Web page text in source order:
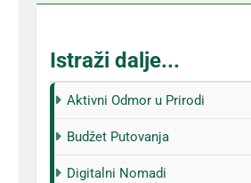
Istraži dalje...
Aktivni Odmor u Prirodi
Budžet Putovanja
Digitalni Nomadi